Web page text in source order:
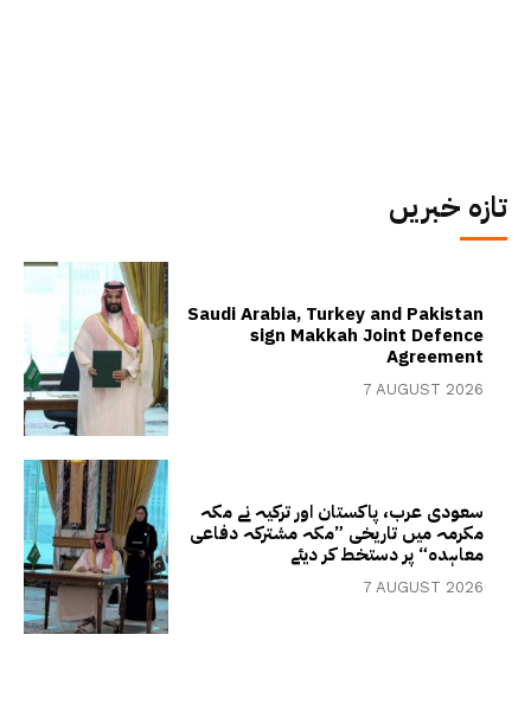
تازہ خبریں
Saudi Arabia, Turkey and Pakistan
sign Makkah Joint Defence
Agreement
7 AUGUST 2026
سعودی عرب، پاکستان اور ترکیہ نے مکہ
مکرمہ میں تاریخی ”مکہ مشترکہ دفاعی
معاہدہ“ پر دستخط کر دیئے
7 AUGUST 2026